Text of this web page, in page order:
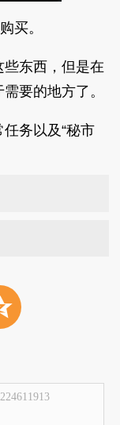
买。
东西，但是在
要的地方了。
务以及“秘市